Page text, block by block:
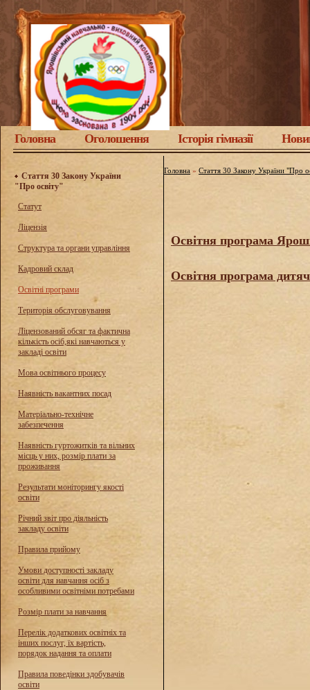
Головна Оголошення Історія гімназії
Стаття 30 Закону України
"Про освіту"
Статут
Ліцензія
Структура та органи управління
Кадровий склад
Освітні програми
Територія обслуговування
Ліцензований обсяг та фактична
кількість осіб,які навчаються у
закладі освіти
Мова освітнього процесу
Наявність вакантних посад
Матеріально-технічне
забезпечення
Наявність гуртожитків та вільних
місць у них, розмір плати за
проживання
Результати моніторингу якості
освіти
Річний звіт про діяльність
закладу освіти
Правила прийому
Умови доступності закладу
освіти для навчання осіб з
особливими освітніми потребами
Розмір плати за навчання
Перелік додаткових освітніх та
інших послуг, їх вартість,
порядок надання та оплати
Правила поведінки здобувачів
освіти
Головна » Стаття 30 Закону України "Про
Освітня програма
Освітня програма